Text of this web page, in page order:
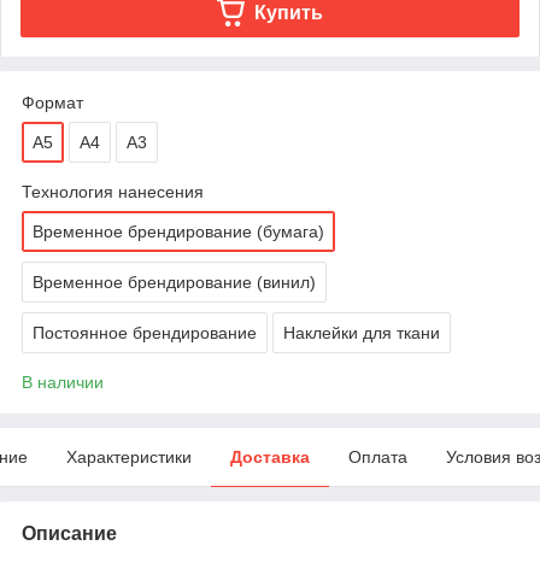
Купить
Формат
А5 A4 A3
Технология нанесения
Временное брендирование (бумага)
Временное брендирование (винил)
Постоянное брендирование Наклейки для ткани
В наличии
Характеристики Доставка Оплата Условия
Описание